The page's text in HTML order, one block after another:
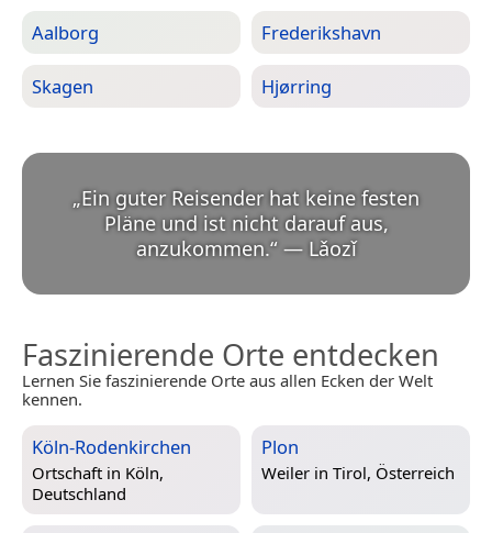
Aalborg Frederikshavn
Skagen Hjørring
„Ein guter Reisender hat keine festen
Pläne und ist nicht darauf aus,
anzukommen.“ — Lǎozǐ
Faszinierende Orte entdecken
Lernen Sie faszinierende Orte aus allen Ecken der Welt
kennen.
Köln-Rodenkirchen
Ortschaft in Köln,
Deutschland
Plon
Weiler in Tirol, Österreich